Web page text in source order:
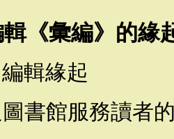
《彙編》的緣
編輯緣起
書館服務讀者